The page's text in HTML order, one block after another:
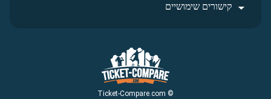
© Ticket-Compare.com
קישורים שימושיים